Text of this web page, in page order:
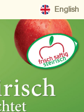
English